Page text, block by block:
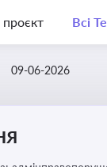
Всі
09-06-2026